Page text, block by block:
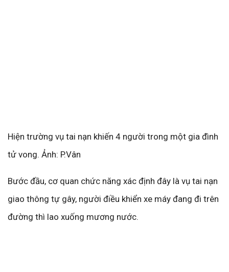
Hiện trường vụ tai nạn khiến 4 người trong một gia đình
tử vong. Ảnh: P.Vân
Bước đầu, cơ quan chức năng xác định đây là vụ tai nạn
giao thông tự gây, người điều khiển xe máy đang đi trên
đường thì lao xuống mương nước.